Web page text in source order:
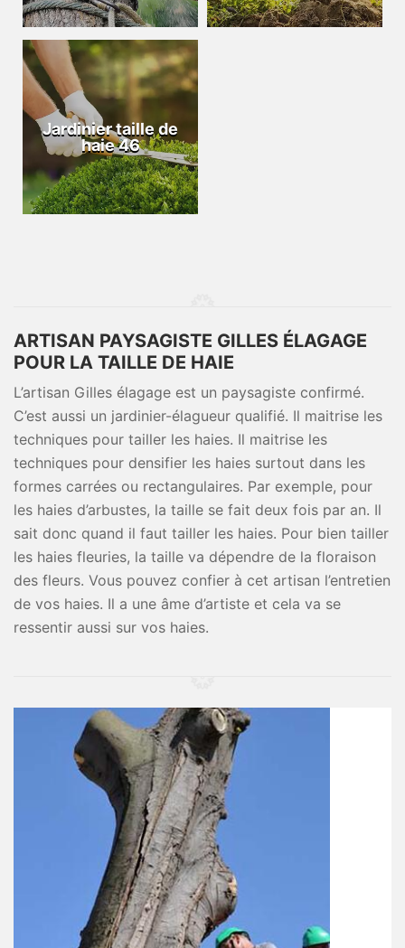
Jardinier taille de
haie 46
ARTISAN PAYSAGISTE GILLES ÉLAGAGE
POUR LA TAILLE DE HAIE
L’artisan Gilles élagage est un paysagiste confirmé.
C’est aussi un jardinier-élagueur qualifié. Il maitrise les
techniques pour tailler les haies. Il maitrise les
techniques pour densifier les haies surtout dans les
formes carrées ou rectangulaires. Par exemple, pour
les haies d’arbustes, la taille se fait deux fois par an. Il
sait donc quand il faut tailler les haies. Pour bien tailler
les haies fleuries, la taille va dépendre de la floraison
des fleurs. Vous pouvez confier à cet artisan l’entretien
de vos haies. Il a une âme d’artiste et cela va se
ressentir aussi sur vos haies.